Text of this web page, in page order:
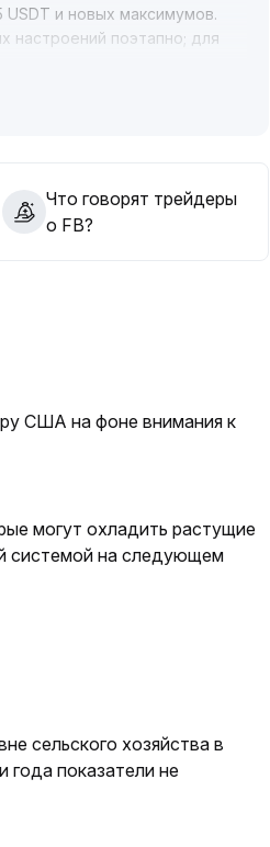
и новых максимумов.
настроений поэтапно; для
фундаментальными и
волатильности
Что говорят трейдеры
о FB?
США на фоне внимания к
могут охладить растущие
системой на следующем
сельского хозяйства в
года показатели не